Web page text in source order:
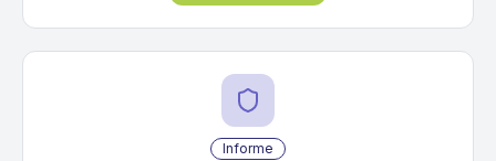
1) Delitos de violencia (Asesinatos y homicidios,
Violaciones por la fuerza, Robos, Agresiones
agravadas).
2) Delitos contra la propiedad (Escalamientos,
Apropiaciones ilegales, Hurto de autos).
Informe